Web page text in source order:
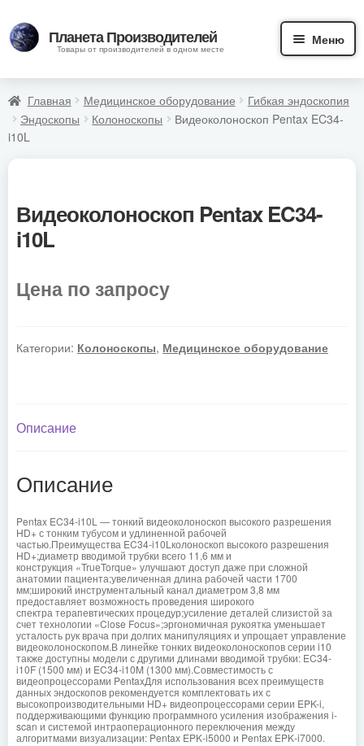
Перейти
к
Перейти
к
Планета Производителей
Товары от производителей в одном месте
Меню
Главная
Главная Медицинское оборудование
Гибкая эндоскопия
Эндоскопы
Колоноскопы
Видеоколоноскоп Pentax EC34-
i10L
Видеоколоноскоп Pentax EC34-
i10L
Цена по запросу
Категории: Колоноскопы, Медицинское оборудование
Описание
Описание
Pentax EC34-i10L — тонкий видеоколоноскоп высокого разрешения
HD+ с тонким тубусом и удлиненной рабочей
частью.Преимущества EC34-i10Lколоноскоп высокого разрешения
HD+;диаметр вводимой трубки всего 11,6 мм и
конструкция «TrueTorque» улучшают доступ даже при сложной
анатомии пациента;увеличенная длина рабочей части 1700
мм;широкий инструментальный канал диаметром 3,8 мм
предоставляет возможность проведения широкого
спектра терапевтических процедур;усиление деталей слизистой за
счет технологии «Close Focus»;эргономичная рукоятка уменьшает
усталость рук врача при долгих манипуляциях и упрощает управление
видеоколоноскопом.В линейке тонких видеоколоноскопов серии i10
также доступны модели с другими длинами вводимой трубки: EC34-
i10F (1500 мм) и EC34-i10M (1300 мм).Совместимость с
видеопроцессорами PentaxДля использования всех преимуществ
данных эндоскопов рекомендуется комплектовать их с
высокопроизводительными HD+ видеопроцессорами серии EPK-i,
поддерживающими функцию программного усиления изображения i-
scan и системой интраоперационного переключения между
алгоритмами визуализации: Pentax EPK‑i5000 и Pentax EPK‑i7000.